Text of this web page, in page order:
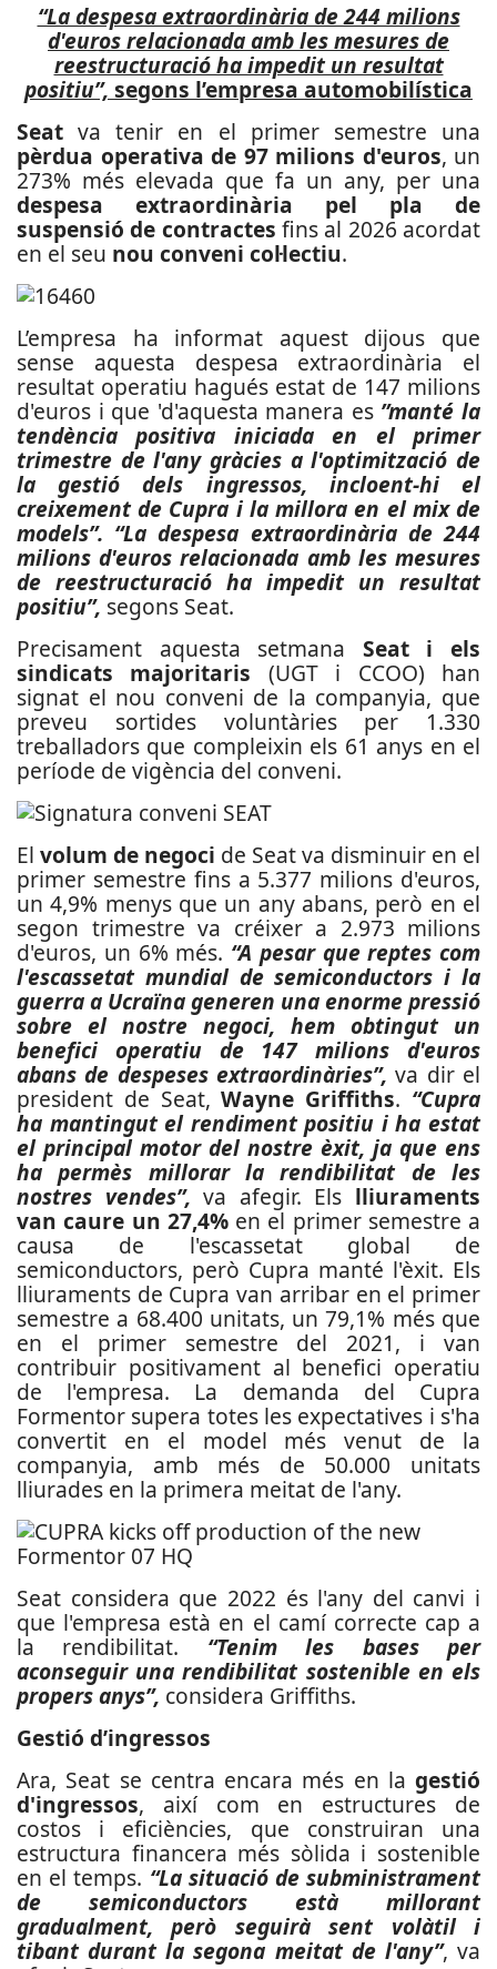
“La despesa extraordinària de 244 milions
d'euros relacionada amb les mesures de
reestructuració ha impedit un resultat
positiu”, segons l’empresa automobilística
Seatva tenir en el primer semestre una
pèrdua operativa de 97 milions d'euros, un
273% més elevada que fa un any, per una
despesa extraordinària pel pla de
suspensió de contractes fins al 2026 acordat
en el seu nou conveni col·lectiu.
L’empresa ha informat aquest dijous que
sense aquesta despesa extraordinària el
resultat operatiu hagués estat de 147 milions
d'euros i que 'd'aquesta manera es ”manté la
tendència positiva iniciada en el primer
trimestre de l'any gràcies a l'optimització de
la gestió dels ingressos, incloent-hi el
creixement de Cupra i la millora en el mix de
models”. “La despesa extraordinària de 244
milions d'euros relacionada amb les mesures
de reestructuració ha impedit un resultat
positiu”, segons Seat.
Precisament aquesta setmana Seat i els
sindicats majoritaris (UGT i CCOO) han
signat el nou conveni de la companyia, que
preveu sortides voluntàries per 1.330
treballadors que compleixin els 61 anys en el
període de vigència del conveni.
El volum de negoci de Seat va disminuir en el
primer semestre fins a 5.377 milions d'euros,
un 4,9% menys que un any abans, però en el
segon trimestre va créixer a 2.973 milions
d'euros, un 6% més. “A pesar que reptes com
l'escassetat mundial de semiconductors i la
guerra a Ucraïna generen una enorme pressió
sobre el nostre negoci, hem obtingut un
benefici operatiu de 147 milions d'euros
abans de despeses extraordinàries”, va dir el
president de Seat,Wayne Griffiths. “Cupra
ha mantingut el rendiment positiu i ha estat
el principal motor del nostre èxit, ja que ens
ha permès millorar la rendibilitat de les
nostres vendes”, va afegir. Els lliuraments
van caure un 27,4%en el primer semestre a
causa de l'escassetat global de
semiconductors, però Cupra manté l'èxit. Els
lliuraments de Cupra van arribar en el primer
semestre a 68.400 unitats, un 79,1% més que
en el primer semestre del 2021, i van
contribuir positivament al benefici operatiu
de l'empresa. La demanda del Cupra
Formentor supera totes les expectatives i s'ha
convertit en el model més venut de la
companyia, amb més de 50.000 unitats
lliurades en la primera meitat de l'any.
Seat considera que 2022 és l'any del canvi i
que l'empresa està en el camí correcte cap a
la rendibilitat. “Tenim les bases per
aconseguir una rendibilitat sostenible en els
propers anys”, considera Griffiths.
Gestió d’ingressos
Ara, Seat se centra encara més en la gestió
d'ingressos, així com en estructures de
costos i eficiències, que construiran una
estructura financera més sòlida i sostenible
en el temps. “La situació de subministrament
de semiconductors està millorant
gradualment, però seguirà sent volàtil i
tibant durant la segona meitat de l'any”, va